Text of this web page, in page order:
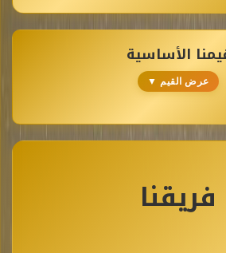
الأساسية
عرض القيم ▼
فريقنا